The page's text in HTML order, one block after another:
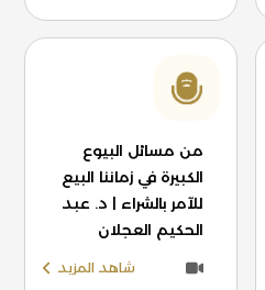
من مسائل البيوع
الكبيرة في زماننا البيع
للآمر بالشراء | د. عبد
الحكيم العجلان
شاهد المزيد